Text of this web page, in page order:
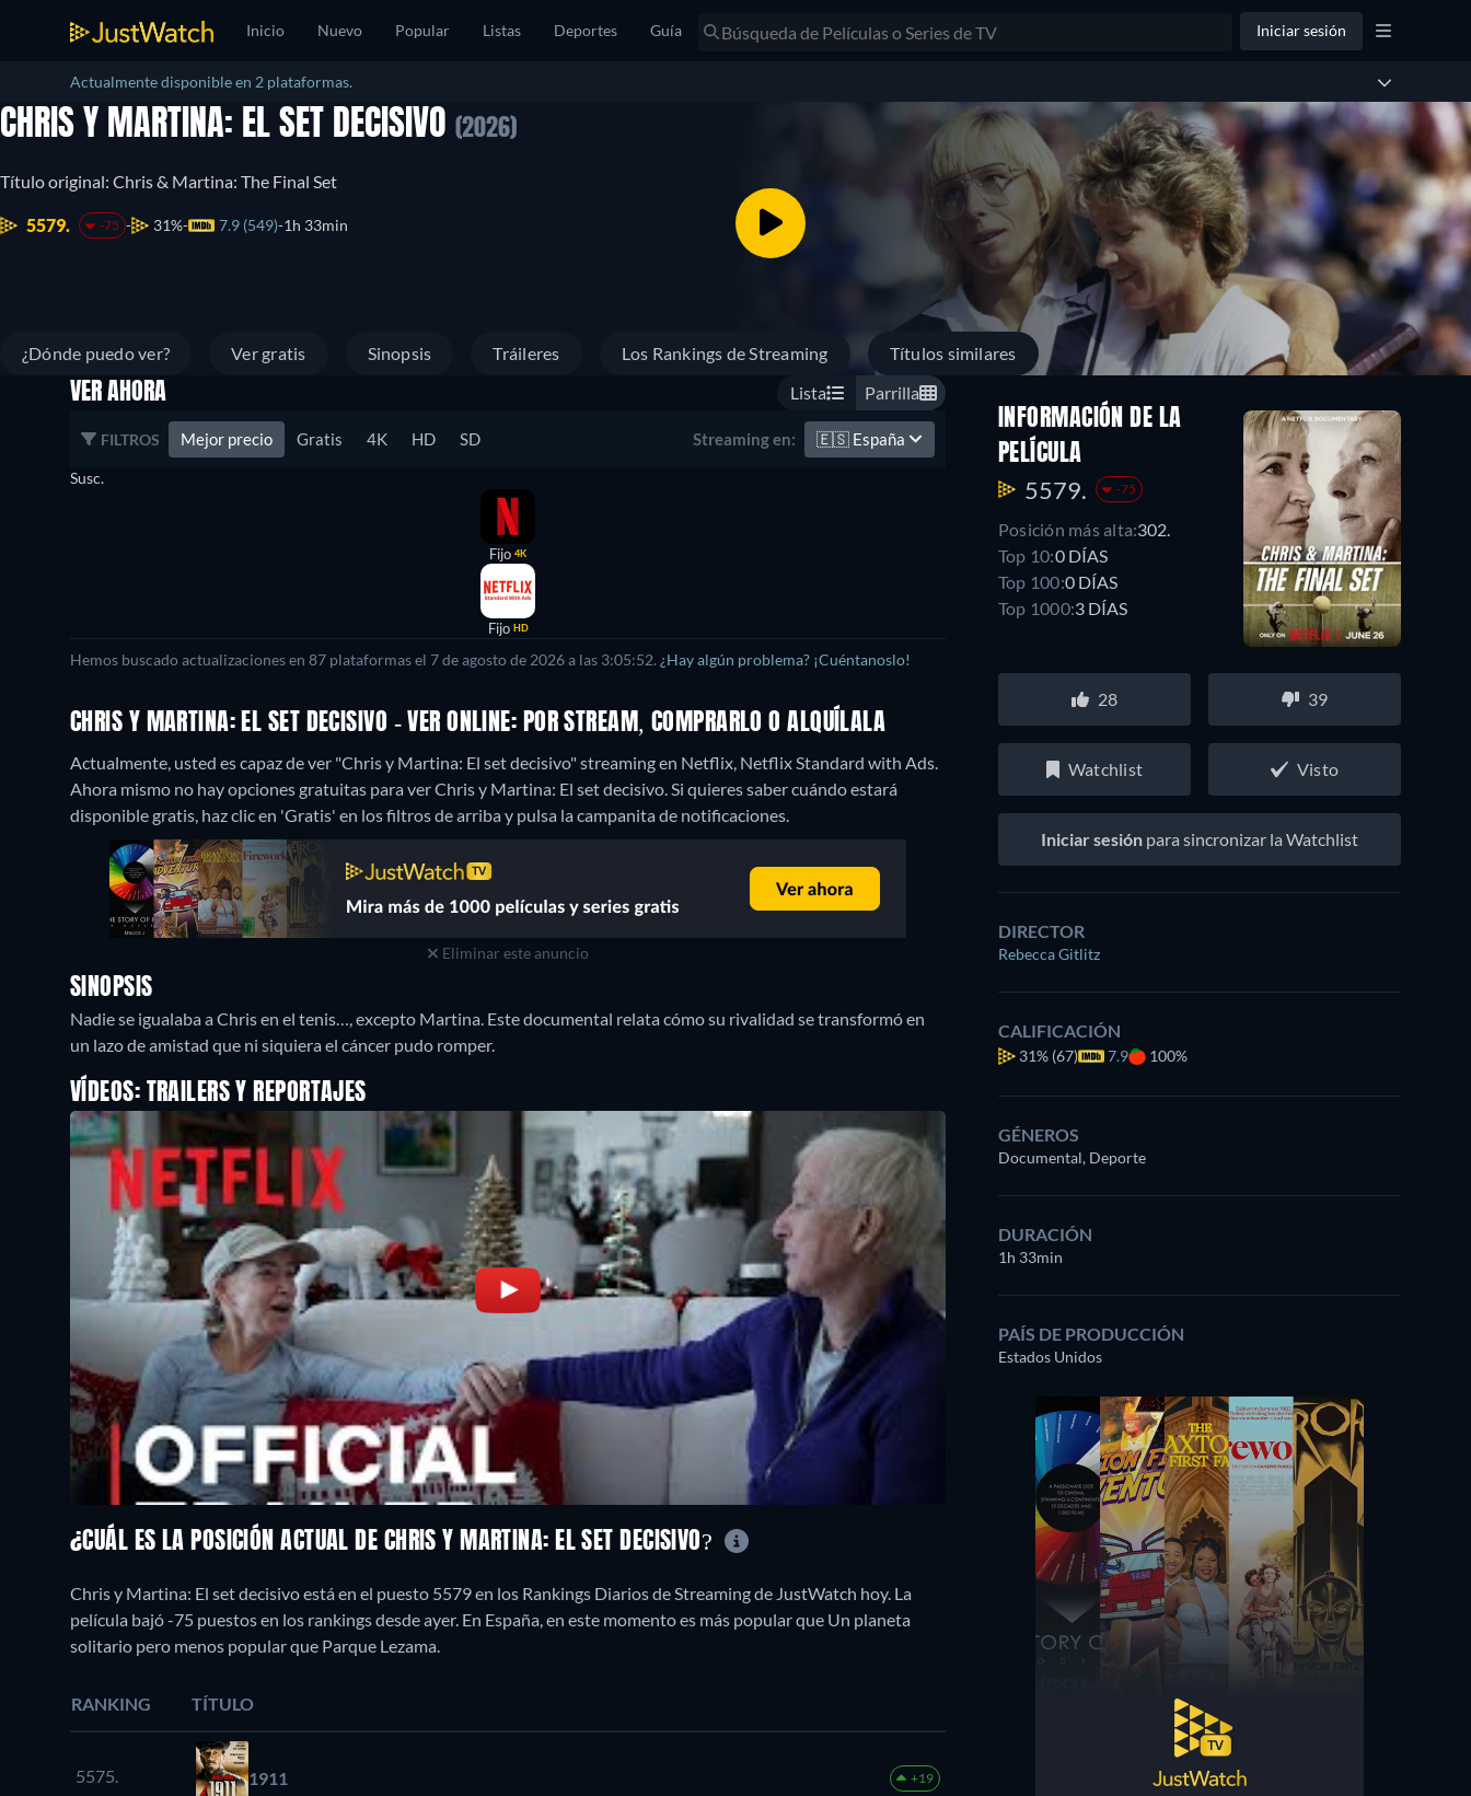
Inicio Nuevo Popular Listas Deportes Guía Iniciar sesión
Actualmente disponible en 2 plataformas.
CHRIS Y MARTINA: EL SET DECISIVO (2026)
Título original: Chris & Martina: The Final Set
5579. -75 31% 7.9 (549) 1h 33min
¿Dónde puedo ver? Ver gratis Sinopsis Tráileres Los Rankings de Streaming Títulos similares
VER AHORA Lista Parrilla
FILTROS Mejor precio Gratis 4K HD SD Streaming en: 🇪🇸 España
Susc.
Fijo 4K
Fijo HD
Hemos buscado actualizaciones en 87 plataformas el 7 de agosto de 2026 a las 3:05:52. ¿Hay algún problema? ¡Cuéntanoslo!
CHRIS Y MARTINA: EL SET DECISIVO - VER ONLINE: POR STREAM, COMPRARLO O ALQUÍLALA
Actualmente, usted es capaz de ver "Chris y Martina: El set decisivo" streaming en Netflix, Netflix Standard with Ads.
Ahora mismo no hay opciones gratuitas para ver Chris y Martina: El set decisivo. Si quieres saber cuándo estará
disponible gratis, haz clic en 'Gratis' en los filtros de arriba y pulsa la campanita de notificaciones.
Eliminar este anuncio
SINOPSIS
Nadie se igualaba a Chris en el tenis…, excepto Martina. Este documental relata cómo su rivalidad se transformó en
un lazo de amistad que ni siquiera el cáncer pudo romper.
VÍDEOS: TRAILERS Y REPORTAJES
INFORMACIÓN DE LA
PELÍCULA
5579. -75
Posición más alta:302.
Top 10:0 DÍAS
Top 100:0 DÍAS
Top 1000:3 DÍAS
28 39
Watchlist Visto
Iniciar sesión para sincronizar la Watchlist
DIRECTOR
Rebecca Gitlitz
CALIFICACIÓN
31% (67) 7.9 100%
GÉNEROS
Documental, Deporte
DURACIÓN
1h 33min
PAÍS DE PRODUCCIÓN
Estados Unidos
¿CUÁL ES LA POSICIÓN ACTUAL DE CHRIS Y MARTINA: EL SET DECISIVO?
Chris y Martina: El set decisivo está en el puesto 5579 en los Rankings Diarios de Streaming de JustWatch hoy. La
película bajó -75 puestos en los rankings desde ayer. En España, en este momento es más popular que Un planeta
solitario pero menos popular que Parque Lezama.
RANKING TÍTULO
5575. 1911 +19